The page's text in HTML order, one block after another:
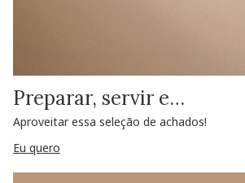
Preparar, servir e…
Aproveitar essa seleção de achados!
Eu quero